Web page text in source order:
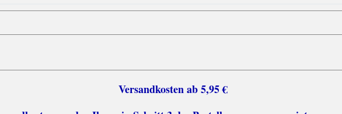
ab 5,95 €